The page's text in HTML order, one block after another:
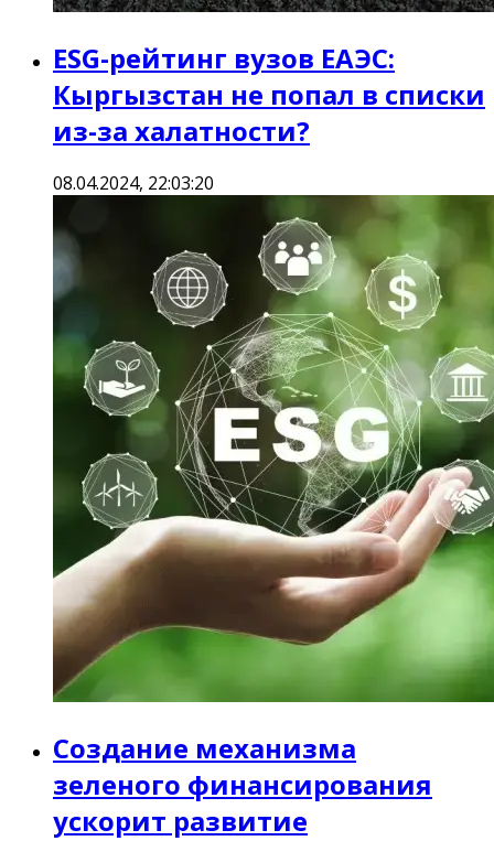
ESG-рейтинг вузов ЕАЭС:
Кыргызстан не попал в списки
из-за халатности?
08.04.2024, 22:03:20
Создание механизма
зеленого финансирования
ускорит развитие